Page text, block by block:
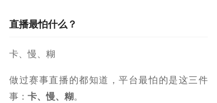
直播最怕什么？
卡、慢、糊
做过赛事直播的都知道，平台最怕的是这三件
事：卡、慢、糊。